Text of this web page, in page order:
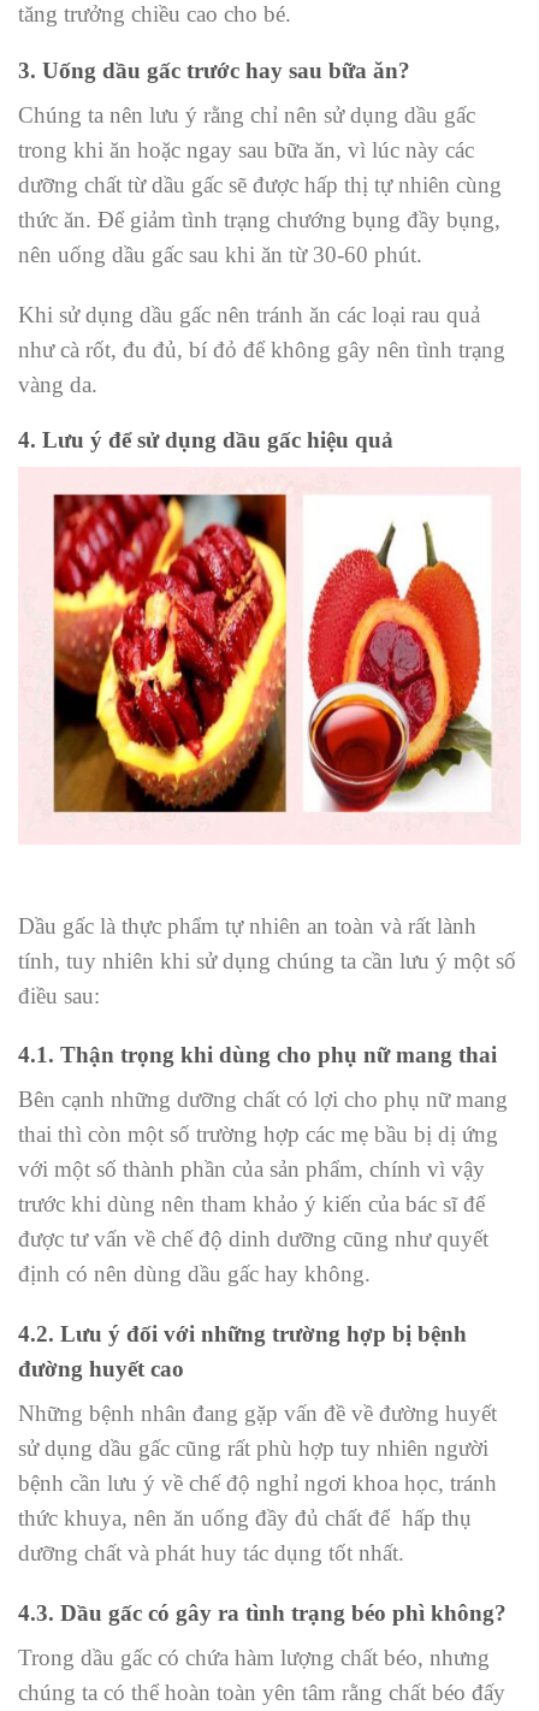
tăng trưởng chiều cao cho bé.
3. Uống dầu gấc trước hay sau bữa ăn?
Chúng ta nên lưu ý rằng chỉ nên sử dụng dầu gấc
trong khi ăn hoặc ngay sau bữa ăn, vì lúc này các
dưỡng chất từ dầu gấc sẽ được hấp thị tự nhiên cùng
thức ăn. Để giảm tình trạng chướng bụng đầy bụng,
nên uống dầu gấc sau khi ăn từ 30-60 phút.
Khi sử dụng dầu gấc nên tránh ăn các loại rau quả
như cà rốt, đu đủ, bí đỏ để không gây nên tình trạng
vàng da.
4. Lưu ý để sử dụng dầu gấc hiệu quả
Dầu gấc là thực phẩm tự nhiên an toàn và rất lành
tính, tuy nhiên khi sử dụng chúng ta cần lưu ý một số
điều sau:
4.1. Thận trọng khi dùng cho phụ nữ mang thai
Bên cạnh những dưỡng chất có lợi cho phụ nữ mang
thai thì còn một số trường hợp các mẹ bầu bị dị ứng
với một số thành phần của sản phẩm, chính vì vậy
trước khi dùng nên tham khảo ý kiến của bác sĩ để
được tư vấn về chế độ dinh dưỡng cũng như quyết
định có nên dùng dầu gấc hay không.
4.2. Lưu ý đối với những trường hợp bị bệnh
đường huyết cao
Những bệnh nhân đang gặp vấn đề về đường huyết
sử dụng dầu gấc cũng rất phù hợp tuy nhiên người
bệnh cần lưu ý về chế độ nghỉ ngơi khoa học, tránh
thức khuya, nên ăn uống đầy đủ chất để hấp thụ
dưỡng chất và phát huy tác dụng tốt nhất.
4.3. Dầu gấc có gây ra tình trạng béo phì không?
Trong dầu gấc có chứa hàm lượng chất béo, nhưng
chúng ta có thể hoàn toàn yên tâm rằng chất béo đấy